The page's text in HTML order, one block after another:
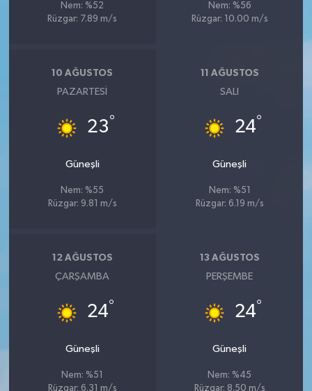
Nem: %52
Rüzgar: 7.89 m/s
Nem: %56
Rüzgar: 10.00 m/s
10 AĞUSTOS
PAZARTESI
23°
Güneşli
Nem: %55
Rüzgar: 9.81 m/s
11 AĞUSTOS
SALI
24°
Güneşli
Nem: %51
Rüzgar: 6.19 m/s
12 AĞUSTOS
ÇARŞAMBA
24°
Güneşli
Nem: %51
Rüzgar: 6.31 m/s
13 AĞUSTOS
PERŞEMBE
24°
Güneşli
Nem: %45
Rüzgar: 8.50 m/s